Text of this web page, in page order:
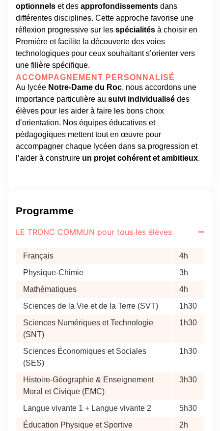
optionnels et des approfondissements dans
différentes disciplines. Cette approche favorise une
réflexion progressive sur les spécialités à choisir en
Première et facilite la découverte des voies
technologiques pour ceux souhaitant s’orienter vers
une filière spécifique.
ACCOMPAGNEMENT PERSONNALISÉ
Au lycée Notre-Dame du Roc, nous accordons une
importance particulière au suivi individualisé des
élèves pour les aider à faire les bons choix
d’orientation. Nos équipes éducatives et
pédagogiques mettent tout en œuvre pour
accompagner chaque lycéen dans sa progression et
l’aider à construire un projet cohérent et ambitieux.
Programme
LE TRONC COMMUN pour tous les élèves
Français
4h
Physique-Chimie
3h
Mathématiques
4h
Sciences de la Vie et de la Terre (SVT)
1h30
Sciences Numériques et Technologie
(SNT)
1h30
Sciences Économiques et Sociales
(SES)
1h30
Histoire-Géographie & Enseignement
Moral et Civique (EMC)
3h30
Langue vivante 1 + Langue vivante 2
5h30
Éducation Physique et Sportive
2h